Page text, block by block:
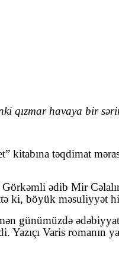
qızmar havaya bir
kitabına təqdimat
ədib Mir
ki, böyük məsuliyyət
günümüzdə
Yazıçı Varis romanın